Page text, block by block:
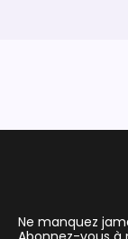
Ne manquez